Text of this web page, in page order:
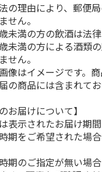
の理由により、郵便
せん。
未満の方の飲酒は法律
未満の方による酒類
せん。
像はイメージです。
の商品には含まれてお
お届けについて】
表示されたお届け期間
期をご希望された場
期のご指定が無い場